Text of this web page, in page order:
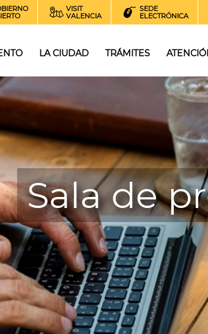
VISIT
VALENCIA
SEDE
ELECTRÓNICA
LA CIUDAD TRÁMITES
Sala de